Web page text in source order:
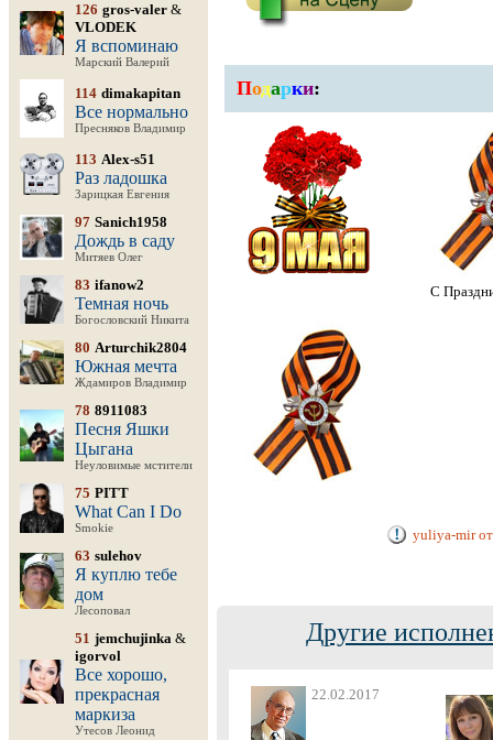
126 gros-valer &
VLODEK
Я вспоминаю
Марский Валерий
114 dimakapitan
Все нормально
Пресняков Владимир
113 Alex-s51
Раз ладошка
Зарицкая Евгения
97 Sanich1958
Дождь в саду
Митяев Олег
83 ifanow2
Темная ночь
Богословский Никита
80 Arturchik2804
Южная мечта
Ждамиров Владимир
78 8911083
Песня Яшки
Цыгана
Неуловимые мстители
75 PITT
What Can I Do
Smokie
63 sulehov
Я куплю тебе
дом
Лесоповал
51 jemchujinka &
igorvol
Все хорошо,
прекрасная
маркиза
Утесов Леонид
Подарки:
С
yuliya-mir
Другие
22.02.2017